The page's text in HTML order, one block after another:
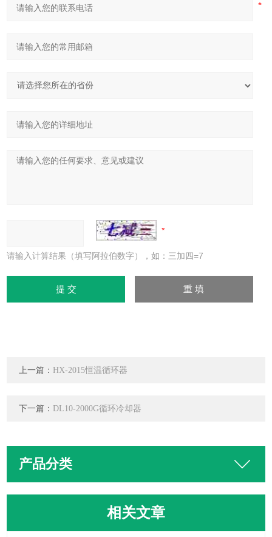
请输入计算结果（填写阿拉伯数字），如：三加四=7
上一篇： HX-2015恒温循环器
下一篇： DL10-2000G循环冷却器
产品分类
相关文章